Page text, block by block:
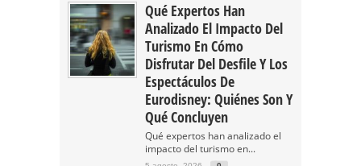
Qué Expertos Han
Analizado El Impacto Del
Turismo En Cómo
Disfrutar Del Desfile Y Los
Espectáculos De
Eurodisney: Quiénes Son Y
Qué Concluyen
Qué expertos han analizado el
impacto del turismo en...